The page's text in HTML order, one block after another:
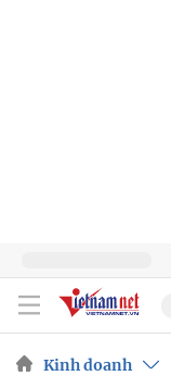
Kinh doanh